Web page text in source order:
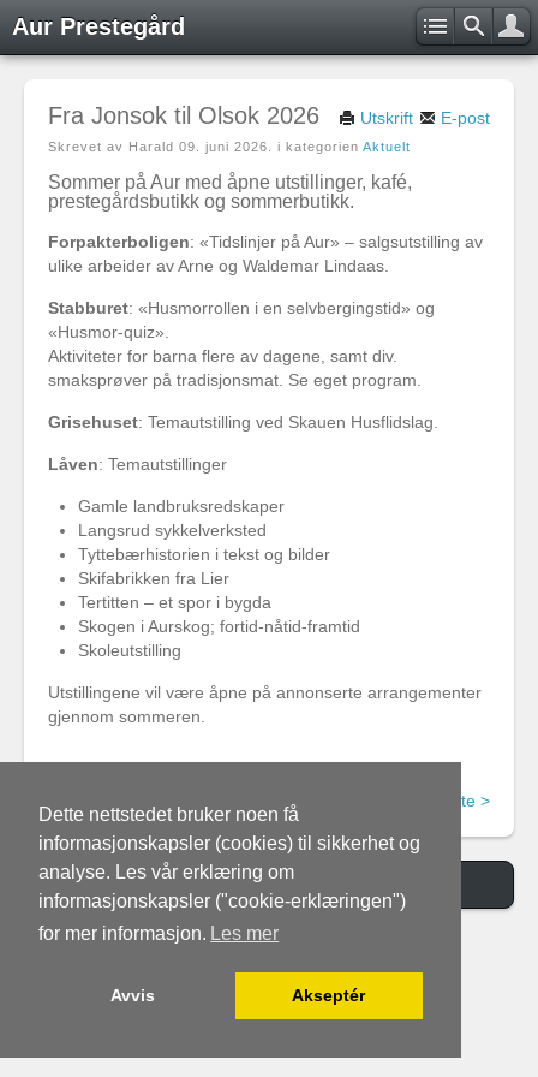
Dette nettstedet bruker noen få
informasjonskapsler (cookies) til sikkerhet og
analyse. Les vår erklæring om
informasjonskapsler ("cookie-erklæringen")
for mer informasjon. Les mer
Avvis Akseptér
Aur Prestegård
E-post
Utskrift
Fra Jonsok til Olsok 2026
Skrevet av Harald 09. juni 2026 . i kategorien Aktuelt
Sommer på Aur med åpne utstillinger, kafé,
prestegårdsbutikk og sommerbutikk.
Forpakterboligen: «Tidslinjer på Aur» – salgsutstilling av
ulike arbeider av Arne og Waldemar Lindaas.
Stabburet: «Husmorrollen i en selvbergingstid» og
«Husmor-quiz».
Aktiviteter for barna flere av dagene, samt div.
smaksprøver på tradisjonsmat. Se eget program.
Grisehuset: Temautstilling ved Skauen Husflidslag.
Låven: Temautstillinger
Gamle landbruksredskaper
Langsrud sykkelverksted
Tyttebærhistorien i tekst og bilder
Skifabrikken fra Lier
Tertitten – et spor i bygda
Skogen i Aurskog; fortid-nåtid-framtid
Skoleutstilling
Utstillingene vil være åpne på annonserte arrangementer
gjennom sommeren.
Neste >
Switch to Desktop Version